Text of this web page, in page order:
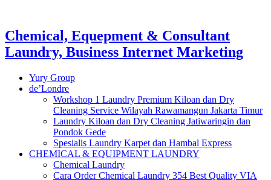
Chemical, Equepment & Consultant
Laundry, Business Internet Marketing
Yury Group
de’Londre
Workshop 1 Laundry Premium Kiloan dan Dry
Cleaning Service Wilayah Rawamangun Jakarta Timur
Laundry Kiloan dan Dry Cleaning Jatiwaringin dan
Pondok Gede
Spesialis Laundry Karpet dan Hambal Express
CHEMICAL & EQUIPMENT LAUNDRY
Chemical Laundry
Cara Order Chemical Laundry 354 Best Quality VIA